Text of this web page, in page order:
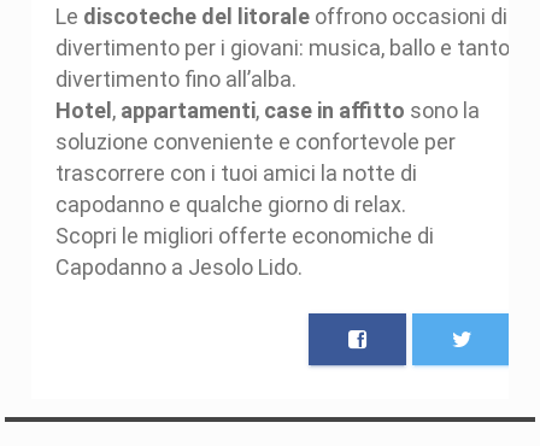
Le discoteche del litorale offrono occasioni di
divertimento per i giovani: musica, ballo e tanto
divertimento fino all’alba.
Hotel , appartamenti, case in affitto sono la
soluzione conveniente e confortevole per
trascorrere con i tuoi amici la notte di
capodanno e qualche giorno di relax.
Scopri le migliori offerte economiche di
Capodanno a Jesolo Lido.